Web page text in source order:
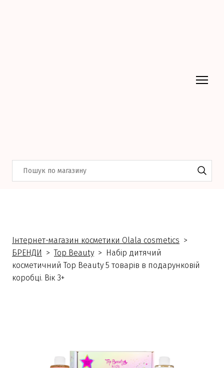
Інтернет-магазин косметики Olala cosmetics
БРЕНДИ
Top Beauty
Набір дитячий
косметичний Top Beauty 5 товарів в подарунковій
коробці. Вік 3+